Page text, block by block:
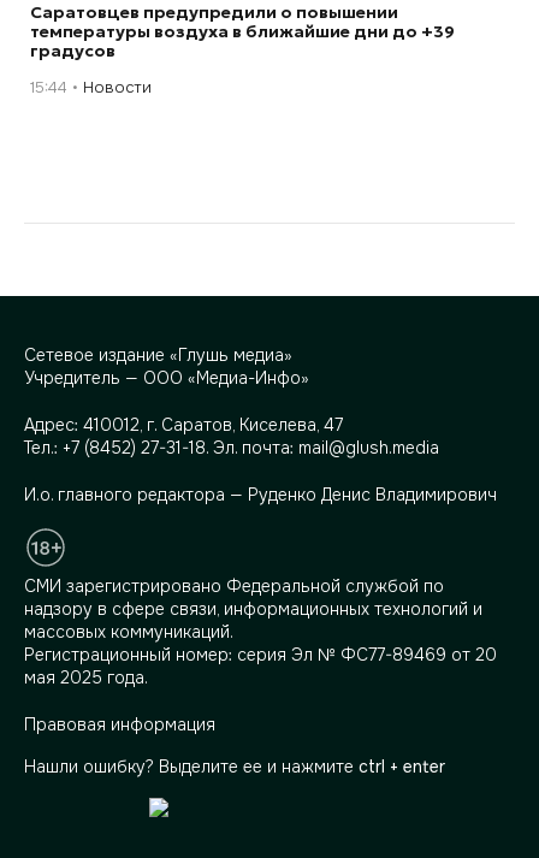
Саратовцев предупредили о повышении
температуры воздуха в ближайшие дни до +39
градусов
15:44 Новости
Сетевое издание «Глушь медиа»
Учредитель — ООО «Медиа-Инфо»
Адрес: 410012, г. Саратов, Киселева, 47
Тел.: +7 (8452) 27-31-18. Эл. почта: mail@glush.media
И.о. главного редактора — Руденко Денис Владимирович
СМИ зарегистрировано Федеральной службой по
надзору в сфере связи, информационных технологий и
массовых коммуникаций.
Регистрационный номер: серия Эл № ФС77-89469 от 20
мая 2025 года.
Правовая информация
Нашли ошибку? Выделите ее и нажмите ctrl + enter